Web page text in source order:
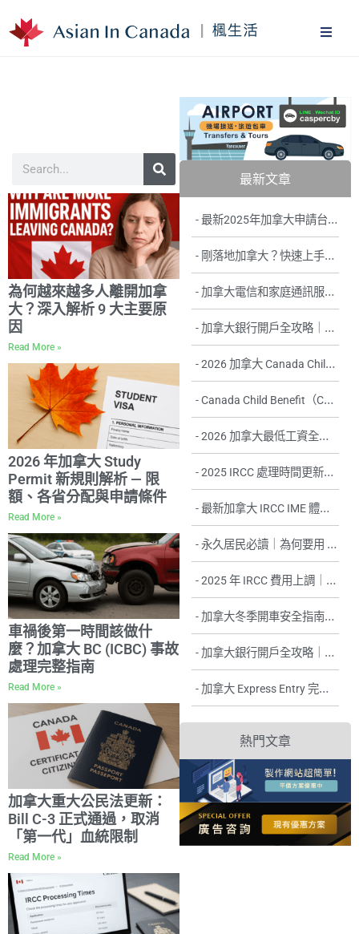
為何越來越多人離開加拿
大？深入解析 9 大主要原
因
Read More »
2026 年加拿大 Study
Permit 新規則解析 — 限
額、各省分配與申請條件
Read More »
車禍後第一時間該做什
麼？加拿大 BC (ICBC) 事故
處理完整指南
Read More »
加拿大重大公民法更新：
Bill C-3 正式通過，取消
「第一代」血統限制
Read More »
最新文章
熱門文章
最新2025年加拿大申請台灣駕照換取加拿大駕照
剛落地加拿大？快速上手SIN&醫療保險、開戶與駕照的全攻略
加拿大電信和家庭通訊服務提供商
加拿大銀行開戶全攻略｜流程、文件、銀行比較一次看懂
2026 加拿大 Canada Child Benefit（CCB）提高｜最新福利金額
Canada Child Benefit（CCB）申請教學｜2026 最新 CRA 申請流程＋資格一次看懂
2026 加拿大最低工資全省比較｜時薪更新與趨勢分析
2025 IRCC 處理時間更新｜PR 卡、訪客簽、學簽、工簽完整整理
最新加拿大 IRCC IME 體檢新規則與最新國家名單
永久居民必讀｜為何要用 IRCC Travel Journal 記錄出國紀錄？完整指南與實用建議
2025 年 IRCC 費用上調｜恢復訪客／學生／工簽與 IEC 新費率一次看懂
加拿大冬季開車安全指南｜必備裝備、駕駛技巧與防滑策略
加拿大銀行開戶全攻略｜流程、文件、銀行比較一次看懂
加拿大 Express Entry 完整指南：資格、流程、CRS 計算、語言成績與文件全解析